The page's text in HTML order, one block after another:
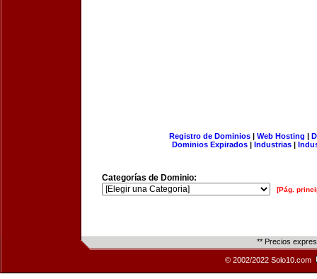
Registro de Dominios| Web Hosting |
Dominios Expirados | Industrias |
Categorías de Dominio:
[Pág.
** Precios
© 2002/2022 Solo10.com